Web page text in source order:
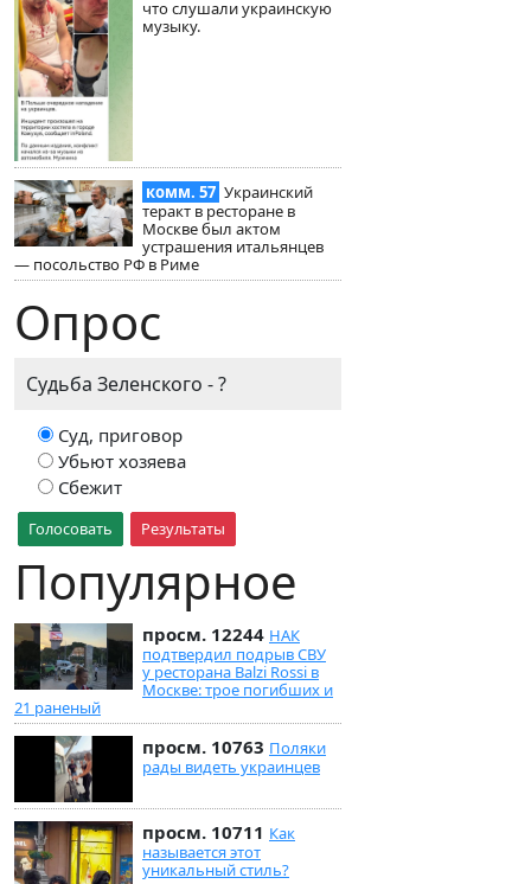
что слушали украинскую
музыку.
комм. 57 Украинский
теракт в ресторане в
Москве был актом
устрашения итальянцев
— посольство РФ в Риме
Опрос
Судьба Зеленского - ?
Суд, приговор
Убьют хозяева
Сбежит
Голосовать Результаты
Популярное
просм. 12244 НАК
подтвердил подрыв СВУ
у ресторана Balzi Rossi в
Москве: трое погибших и
21 раненый
просм. 10763 Поляки
рады видеть украинцев
просм. 10711 Как
называется этот
уникальный стиль?